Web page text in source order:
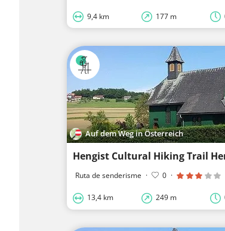
9,4 km 177 m
Auf dem Weg in Österreich
Hengist Cultural Hiking Trail
Ruta de senderisme · 0 ·
13,4 km 249 m